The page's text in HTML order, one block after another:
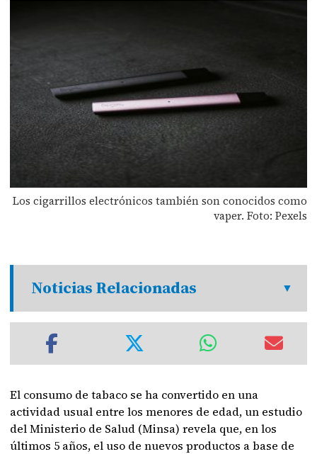
Los cigarrillos electrónicos también son conocidos como
vaper. Foto: Pexels
Noticias Relacionadas
El consumo de tabaco se ha convertido en una
actividad usual entre los menores de edad, un estudio
del Ministerio de Salud (Minsa) revela que, en los
últimos 5 años, el uso de nuevos productos a base de